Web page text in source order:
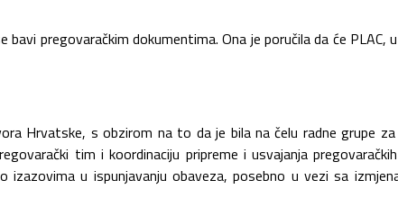
bavi pregovaračkim dokumentima. Ona je poručila da će
Hrvatske, s obzirom na to da je bila na čelu radne grupe
tim i koordinaciju pripreme i usvajanja
u ispunjavanju obaveza, posebno u vezi sa